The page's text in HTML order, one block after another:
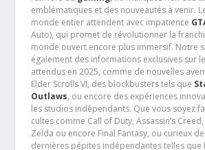
emblématiques et des nouveautés à venir.
monde entier attendent avec impatience
Auto), qui promet de révolutionner la
monde ouvert encore plus immersif. Notre
également des informations exclusives sur
attendus en 2025, comme de nouvelles
Elder Scrolls VI, des blockbusters tels que
Outlaws, ou encore des expériences
les studios indépendants. Que vous soyez
cultes comme Call of Duty, Assassin’s
Zelda ou encore Final Fantasy, ou curieux
dernières pépites indépendantes telles que